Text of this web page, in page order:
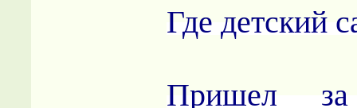
Где детский
Пришел